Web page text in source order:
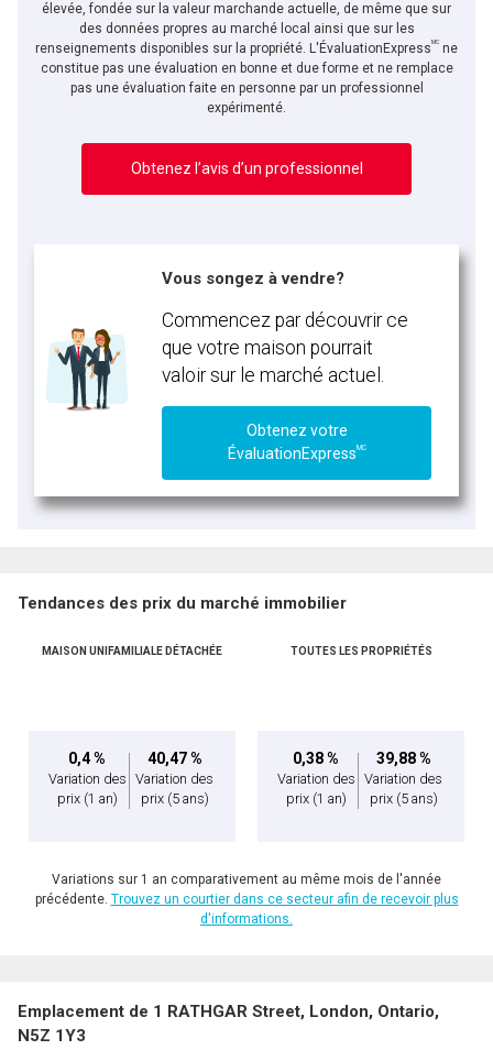
élevée, fondée sur la valeur marchande actuelle, de même que sur
des données propres au marché local ainsi que sur les
renseignements disponibles sur la propriété. L'ÉvaluationExpressMC ne
constitue pas une évaluation en bonne et due forme et ne remplace
pas une évaluation faite en personne par un professionnel
expérimenté.
Obtenez l’avis d’un professionnel
Vous songez à vendre?
Commencez par découvrir ce
que votre maison pourrait
valoir sur le marché actuel.
Obtenez votre
ÉvaluationExpressMC
Tendances des prix du marché immobilier
MAISON UNIFAMILIALE DÉTACHÉE
0,4 %
Variation des
prix (1 an)
40,47 %
Variation des
prix (5 ans)
TOUTES LES PROPRIÉTÉS
0,38 %
Variation des
prix (1 an)
39,88 %
Variation des
prix (5 ans)
Variations sur 1 an comparativement au même mois de l'année
précédente. Trouvez un courtier dans ce secteur afin de recevoir plus
d'informations.
Emplacement de 1 RATHGAR Street, London, Ontario,
N5Z 1Y3